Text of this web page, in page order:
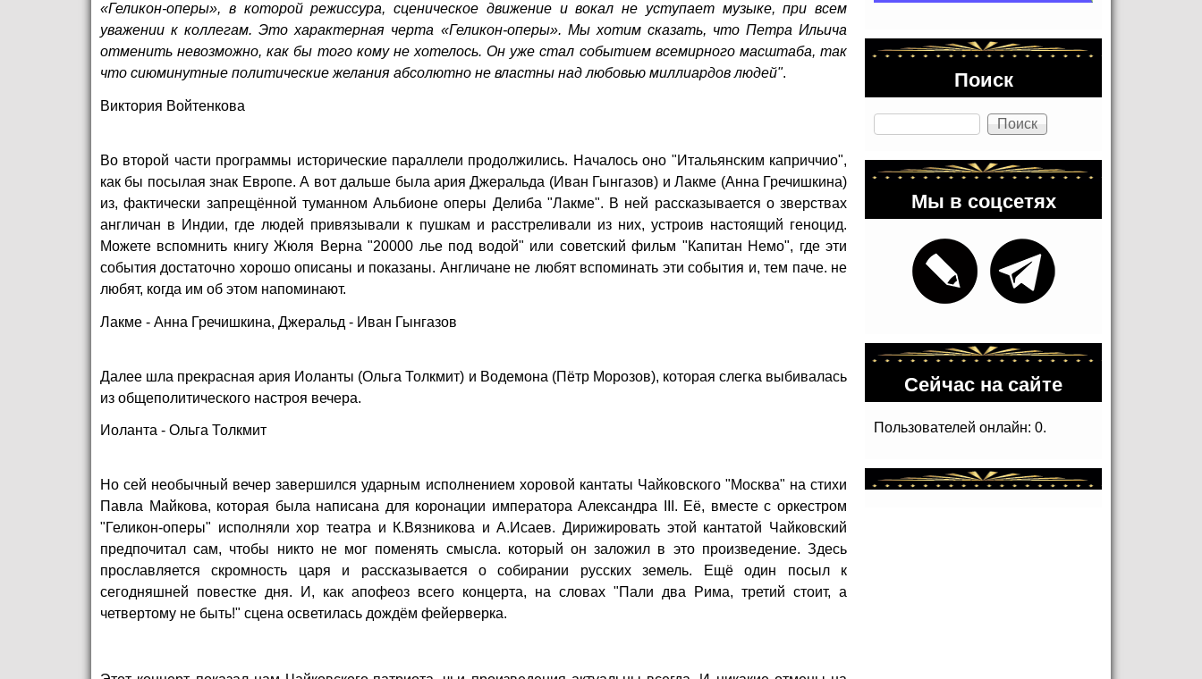
«Геликон-оперы», в которой режиссура, сценическое движение и вокал не уступает музыке, при всем
уважении к коллегам. Это характерная черта «Геликон-оперы». Мы хотим сказать, что Петра Ильича
отменить невозможно, как бы того кому не хотелось. Он уже стал событием всемирного масштаба, так
что сиюминутные политические желания абсолютно не властны над любовью миллиардов людей".
Виктория Войтенкова
Во второй части программы исторические параллели продолжились. Началось оно "Итальянским каприччио",
как бы посылая знак Европе. А вот дальше была ария Джеральда (Иван Гынгазов) и Лакме (Анна Гречишкина)
из, фактически запрещённой туманном Альбионе оперы Делиба "Лакме". В ней рассказывается о зверствах
англичан в Индии, где людей привязывали к пушкам и расстреливали из них, устроив настоящий геноцид.
Можете вспомнить книгу Жюля Верна "20000 лье под водой" или советский фильм "Капитан Немо", где эти
события достаточно хорошо описаны и показаны. Англичане не любят вспоминать эти события и, тем паче. не
любят, когда им об этом напоминают.
Лакме - Анна Гречишкина, Джеральд - Иван Гынгазов
Далее шла прекрасная ария Иоланты (Ольга Толкмит) и Водемона (Пётр Морозов), которая слегка выбивалась
из общеполитического настроя вечера.
Иоланта - Ольга Толкмит
Но сей необычный вечер завершился ударным исполнением хоровой кантаты Чайковского "Москва" на стихи
Павла Майкова, которая была написана для коронации императора Александра III. Её, вместе с оркестром
"Геликон-оперы" исполняли хор театра и К.Вязникова и А.Исаев. Дирижировать этой кантатой Чайковский
предпочитал сам, чтобы никто не мог поменять смысла. который он заложил в это произведение. Здесь
прославляется скромность царя и рассказывается о собирании русских земель. Ещё один посыл к
сегодняшней повестке дня. И, как апофеоз всего концерта, на словах "Пали два Рима, третий стоит, а
четвертому не быть!" сцена осветилась дождём фейерверка.
Поиск
Поиск
Мы в соцсетях
Сейчас на сайте
Пользователей онлайн: 0.